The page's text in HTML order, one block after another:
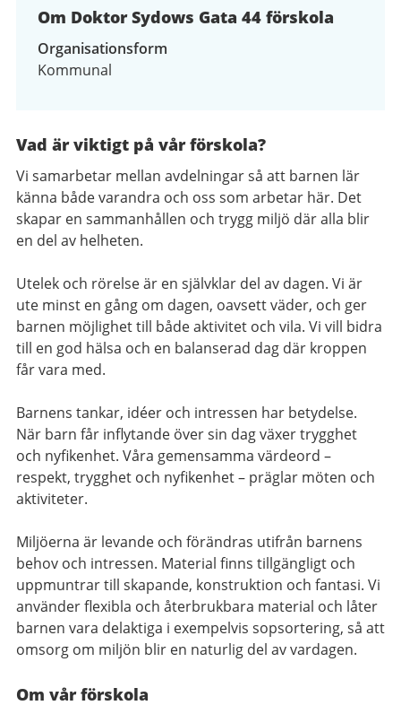
Om Doktor Sydows Gata 44 förskola
Organisationsform
Kommunal
Vad är viktigt på vår förskola?
Vi samarbetar mellan avdelningar så att barnen lär
känna både varandra och oss som arbetar här. Det
skapar en sammanhållen och trygg miljö där alla blir
en del av helheten.
Utelek och rörelse är en självklar del av dagen. Vi är
ute minst en gång om dagen, oavsett väder, och ger
barnen möjlighet till både aktivitet och vila. Vi vill bidra
till en god hälsa och en balanserad dag där kroppen
får vara med.
Barnens tankar, idéer och intressen har betydelse.
När barn får inflytande över sin dag växer trygghet
och nyfikenhet. Våra gemensamma värdeord –
respekt, trygghet och nyfikenhet – präglar möten och
aktiviteter.
Miljöerna är levande och förändras utifrån barnens
behov och intressen. Material finns tillgängligt och
uppmuntrar till skapande, konstruktion och fantasi. Vi
använder flexibla och återbrukbara material och låter
barnen vara delaktiga i exempelvis sopsortering, så att
omsorg om miljön blir en naturlig del av vardagen.
Om vår förskola